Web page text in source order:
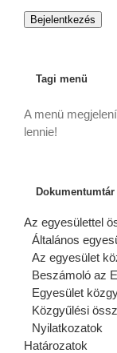
Bejelentkezés
Tagi menü
A menü
lennie!
Dokumentumtár
Az egyesülettel
Általános
Az egyesület
Beszámoló az
Egyesület
Közgyűlési
Nyilatkozatok
Határozatok